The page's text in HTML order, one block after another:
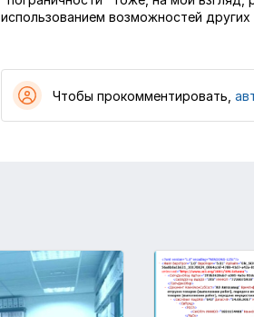
использованием возможностей
Чтобы прокомментировать,